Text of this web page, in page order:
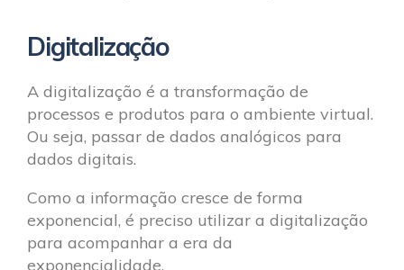
Digitalização
A digitalização é a transformação de
processos e produtos para o ambiente virtual.
Ou seja, passar de dados analógicos para
dados digitais.
Como a informação cresce de forma
exponencial, é preciso utilizar a digitalização
para acompanhar a era da
exponencialidade.